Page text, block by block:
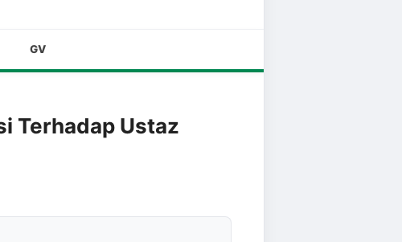
GV
Terhadap Ustaz